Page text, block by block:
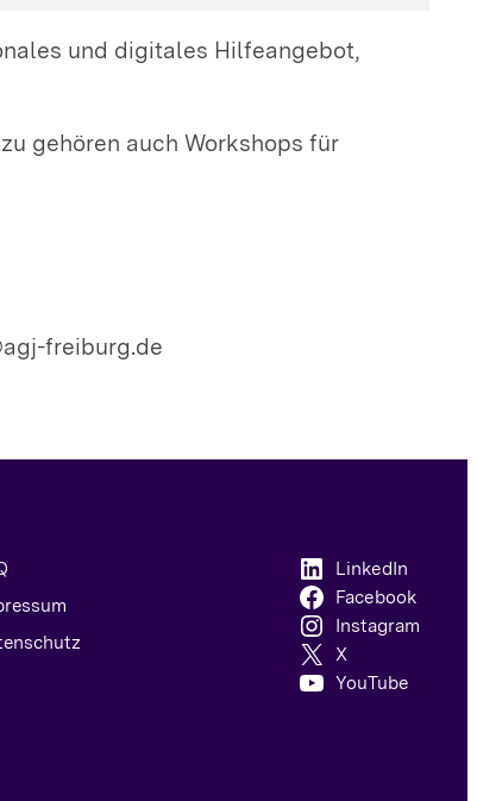
und digitales Hilfeangebot,
gehören auch Workshops für
freiburg.de
LinkedIn
Facebook
Instagram
X
YouTube